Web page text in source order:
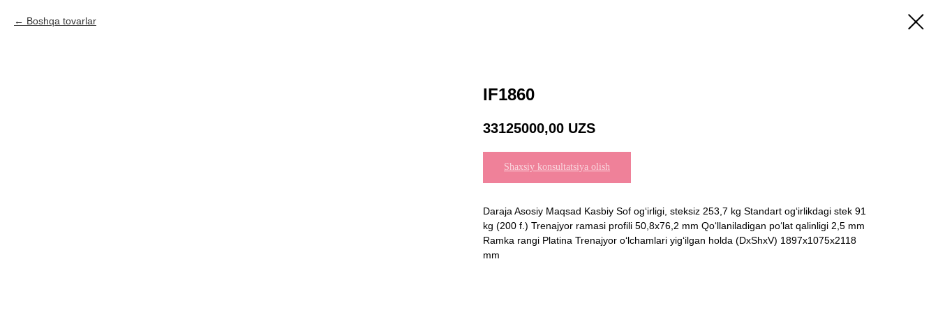
Boshqa tovarlar
IF1860
33125000,00 UZS
Shaxsiy konsultatsiya olish
Daraja Asosiy Maqsad Kasbiy Sof og‘irligi, steksiz 253,7 kg Standart og‘irlikdagi stek 91
kg (200 f.) Trenajyor ramasi profili 50,8x76,2 mm Qo‘llaniladigan po‘lat qalinligi 2,5 mm
Ramka rangi Platina Trenajyor o‘lchamlari yig‘ilgan holda (DxShxV) 1897x1075x2118
mm